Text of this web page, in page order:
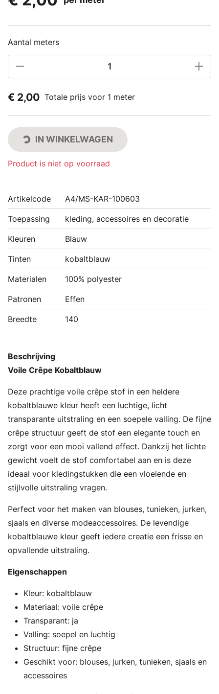
Aantal meters
€ 2,00 Totale prijs voor 1 meter
IN WINKELWAGEN
Product is niet op voorraad
Artikelcode A4/MS-KAR-100603
Toepassing kleding, accessoires en decoratie
Kleuren Blauw
Tinten kobaltblauw
Materialen 100% polyester
Patronen Effen
Breedte 140
Beschrijving
Voile Crêpe Kobaltblauw
Deze prachtige voile crêpe stof in een heldere
kobaltblauwe kleur heeft een luchtige, licht
transparante uitstraling en een soepele valling. De fijne
crêpe structuur geeft de stof een elegante touch en
zorgt voor een mooi vallend effect. Dankzij het lichte
gewicht voelt de stof comfortabel aan en is deze
ideaal voor kledingstukken die een vloeiende en
stijlvolle uitstraling vragen.
Perfect voor het maken van blouses, tunieken, jurken,
sjaals en diverse modeaccessoires. De levendige
kobaltblauwe kleur geeft iedere creatie een frisse en
opvallende uitstraling.
Eigenschappen
Kleur: kobaltblauw
Materiaal: voile crêpe
Transparant: ja
Valling: soepel en luchtig
Structuur: fijne crêpe
Geschikt voor: blouses, jurken, tunieken, sjaals en
accessoires